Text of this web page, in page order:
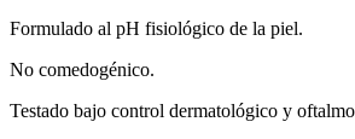
Formulado al pH fisiológico de la piel.
No comedogénico.
Testado bajo control dermatológico y